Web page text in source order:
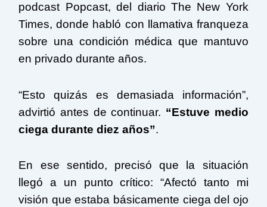
podcast Popcast, del diario The New York
Times, donde habló con llamativa franqueza
sobre una condición médica que mantuvo
en privado durante años.
“Esto quizás es demasiada información”,
advirtió antes de continuar. “Estuve medio
ciega durante diez años”.
En ese sentido, precisó que la situación
llegó a un punto crítico: “Afectó tanto mi
visión que estaba básicamente ciega del ojo